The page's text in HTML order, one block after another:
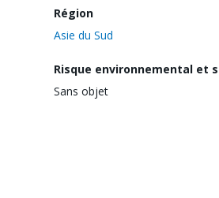
Région
Asie du Sud
Risque environnemental et
Sans objet